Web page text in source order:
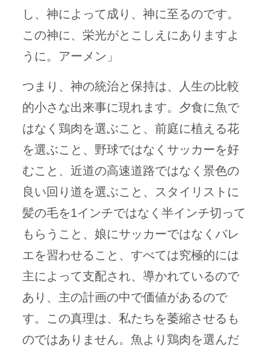
し、神によって成り、神に至るのです。
この神に、栄光がとこしえにありますよ
うに。アーメン」
つまり、神の統治と保持は、人生の比較
的小さな出来事に現れます。夕食に魚で
はなく鶏肉を選ぶこと、前庭に植える花
を選ぶこと、野球ではなくサッカーを好
むこと、近道の高速道路ではなく景色の
良い回り道を選ぶこと、スタイリストに
髪の毛を1インチではなく半インチ切って
もらうこと、娘にサッカーではなくバレ
エを習わせること、すべては究極的には
主によって支配され、導かれているので
あり、主の計画の中で価値があるので
す。この真理は、私たちを萎縮させるも
のではありません。魚より鶏肉を選んだ